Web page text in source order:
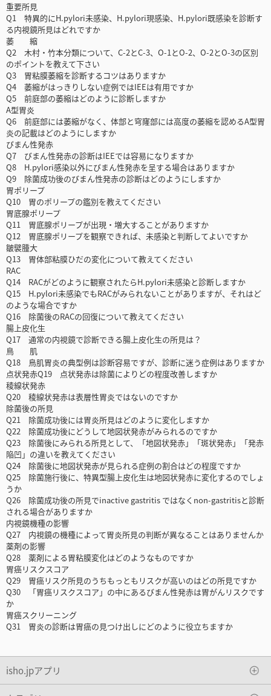
重要所見
Q1 特異的にH.pylori未感染、H.pylori現感染、H.pylori既感染を診断す
る内視鏡所見はどれですか
萎 縮
Q2 木村・竹本分類について、C-2とC-3、O-1とO-2、O-2とO-3の区別
のポイントを教えて下さい
Q3 胃粘膜萎縮を診断するコツはありますか
Q4 萎縮がはっきりしない症例ではIEEは有用ですか
Q5 前庭部の萎縮はどのように診断しますか
A型胃炎
Q6 前庭部には萎縮がなく、体部と穹窿部には高度の萎縮を認めるA型胃
炎の記載はどのようにしますか
びまん性発赤
Q7 びまん性発赤の診断はIEEでは容易になりますか
Q8 H.pylori感染以外にびまん性発赤を呈する場合はありますか
Q9 除菌成功後のびまん性発赤の診断はどのようにしますか
胃ポリープ
Q10 胃のポリープの鑑別を教えてください
胃底腺ポリープ
Q11 胃底腺ポリープが出現・増大することがありますか
Q12 胃底腺ポリープを観察できれば、未感染と判断してよいですか
皺襞腫大
Q13 胃体部粘膜ひだの変化について教えてください
RAC
Q14 RACがどのように観察されたらH.pylori未感染と診断しますか
Q15 H.pylori未感染でもRACがみられないことがありますが、それはど
のような場合ですか
Q16 除菌後のRACの回復について教えてください
腸上皮化生
Q17 通常の内視鏡で診断できる腸上皮化生の所見は？
鳥 肌
Q18 鳥肌胃炎の典型例は診断容易ですが、診断に迷う症例はありますか
点状発赤Q19 点状発赤は除菌によりどの程度改善しますか
稜線状発赤
Q20 稜線状発赤は表層性胃炎ではないのですか
除菌後の所見
Q21 除菌成功後には胃炎所見はどのように変化しますか
Q22 除菌成功後にどうして地図状発赤がみられるのですか
Q23 除菌後にみられる所見として、「地図状発赤」「斑状発赤」「発赤
陥凹」の違いを教えてください
Q24 除菌後に地図状発赤が見られる症例の割合はどの程度ですか
Q25 除菌施行後に、特異型腸上皮化生は地図状発赤に変化するのでしょ
うか
Q26 除菌成功後の所見でinactive gastritis ではなくnon-gastritisと診断
される場合がありますか
内視鏡機種の影響
Q27 内視鏡の機種によって胃炎所見の判断が異なることはありませんか
薬剤の影響
Q28 薬剤による胃粘膜変化はどのようなものですか
胃癌リスクスコア
Q29 胃癌リスク所見のうちもっともリスクが高いのはどの所見ですか
Q30 「胃癌リスクスコア」の中にあるびまん性発赤は胃がんリスクです
か
胃癌スクリーニング
Q31 胃炎の診断は胃癌の見つけ出しにどのように役立ちますか
isho.jpアプリ